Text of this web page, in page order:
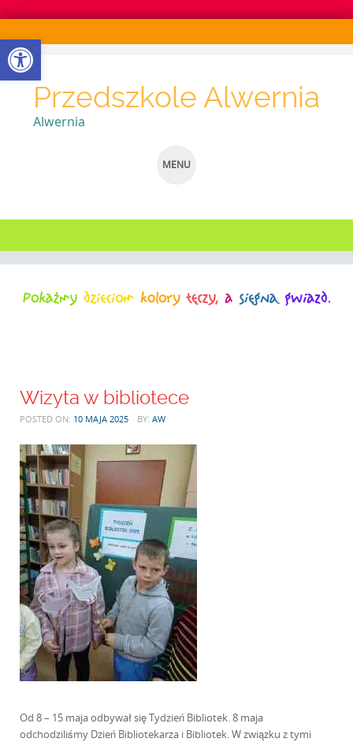
Otwórz pasek narzędzi
Przedszkole Alwernia
Alwernia
MENU
TO
Wizyta w bibliotece
POSTED ON: 10 MAJA 2025 BY: AW
Od 8 – 15 maja odbywał się Tydzień Bibliotek. 8 maja
odchodziliśmy Dzień Bibliotekarza i Bibliotek.W związku z tymi